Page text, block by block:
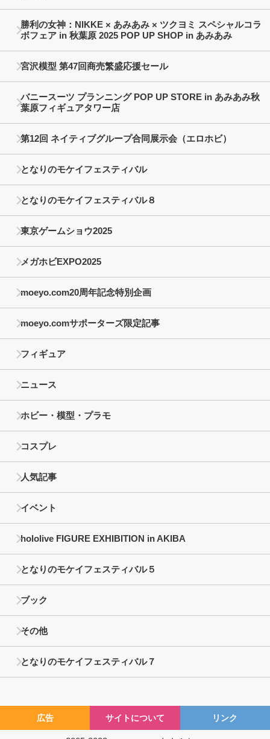
勝利の女神：NIKKE × あみあみ × ツクヨミ スペシャルコラ
ボフェア in 秋葉原 2025 POP UP SHOP in あみあみ
宮沢模型 第47回商売繁盛応援セール
バニースーツ プランニング POP UP STORE in あみあみ秋
葉原フィギュアタワー店
第12回 ネイティブグループ合同展示会（エロホビ）
となりのモケイフェスティバル
となりのモケイフェスティバル８
東京ゲームショウ2025
メガホビEXPO2025
moeyo.com20周年記念特別企画
moeyo.comサポーターズ限定記事
フィギュア
ニュース
ホビー・模型・プラモ
コスプレ
人気記事
イベント
hololive FIGURE EXHIBITION in AKIBA
となりのモケイフェスティバル５
ブック
その他
となりのモケイフェスティバル７
広告 サイトについて リンク